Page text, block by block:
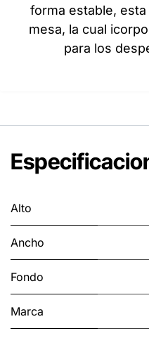
forma estable,
mesa, la cual
para los
Alto
Ancho
Fondo
Marca